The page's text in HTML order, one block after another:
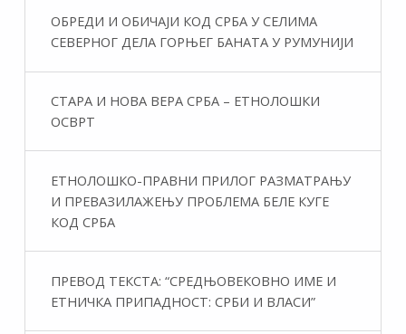
ОБРЕДИ И ОБИЧАЈИ КОД СРБА У СЕЛИМА
СЕВЕРНОГ ДЕЛА ГОРЊЕГ БАНАТА У РУМУНИЈИ
СТАРА И НОВА ВЕРА СРБА – ЕТНОЛОШКИ
ОСВРТ
ЕТНОЛОШКО-ПРАВНИ ПРИЛОГ РАЗМАТРАЊУ
И ПРЕВАЗИЛАЖЕЊУ ПРОБЛЕМА БЕЛЕ КУГЕ
КОД СРБА
ПРЕВОД ТЕКСТА: “СРЕДЊОВЕКОВНО ИМЕ И
ЕТНИЧКА ПРИПАДНОСТ: СРБИ И ВЛАСИ”